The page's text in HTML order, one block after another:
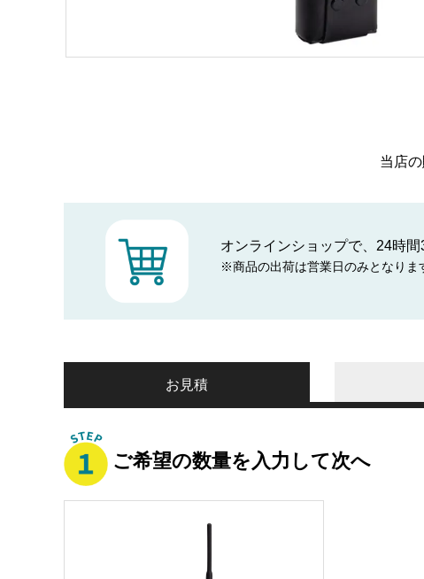
当店
オンラインショップで、24時
※商品の出荷は営業日のみとなりま
お見積
ご希望の数量を入力して次へ